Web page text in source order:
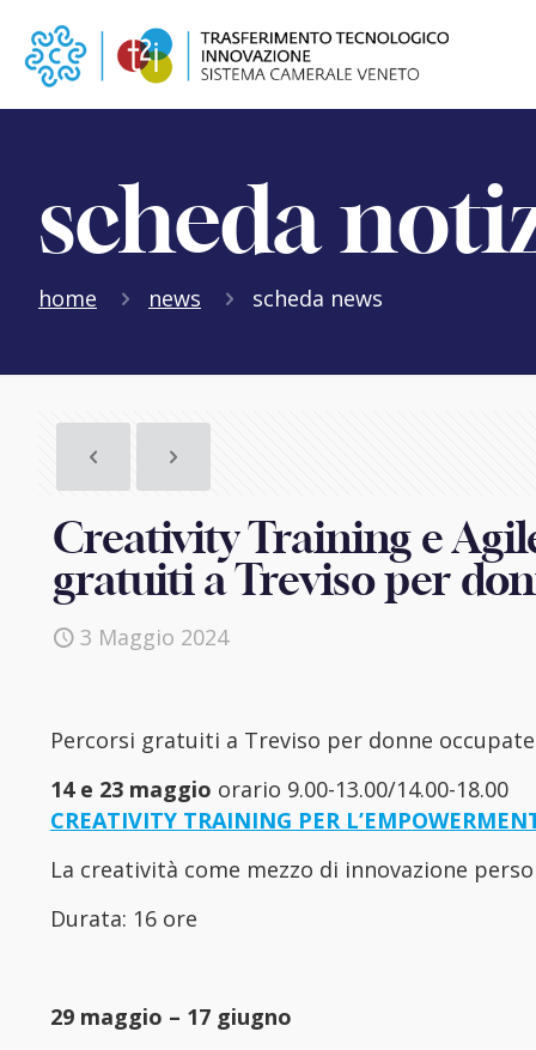
scheda
home news scheda news
Creativity Training e
gratuiti a Treviso per
3 Maggio 2024
Percorsi gratuiti a Treviso per donne
14 e 23 maggio orario 9.00-13.00/14.00-18.00
CREATIVITY TRAINING PER
La creatività come mezzo di innovazione
Durata: 16 ore
29 maggio – 17 giugno